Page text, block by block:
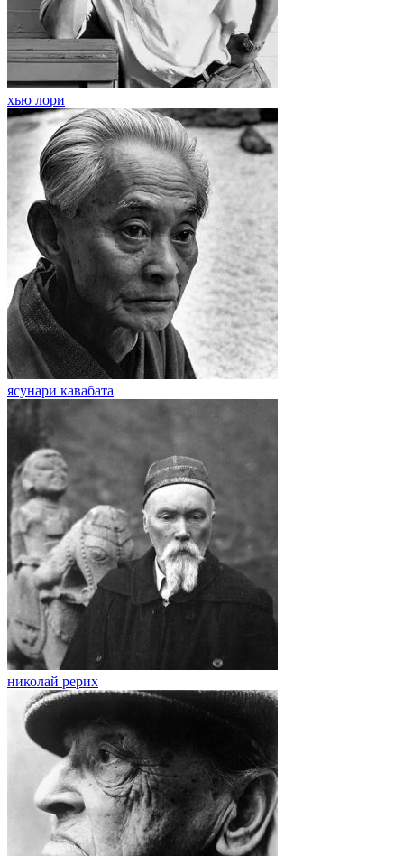
хью лори
ясунари кавабата
николай рерих